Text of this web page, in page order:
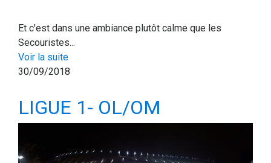
Et c'est dans une ambiance plutôt calme que les
Secouristes...
Voir la suite
30/09/2018
LIGUE 1- OL/OM